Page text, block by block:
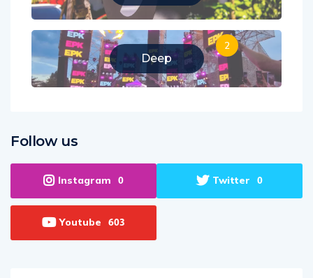
Deep
2
Follow us
Instagram 0 Twitter 0
Youtube 603